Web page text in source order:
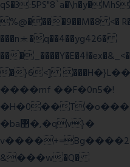
%@����9��M�8 <�
���n⯸�q��4��yg426�
��
�}6<]
����mf ��F�0n5�!
�H�0��
�ba޲�,�qv}�
&���w�Q�